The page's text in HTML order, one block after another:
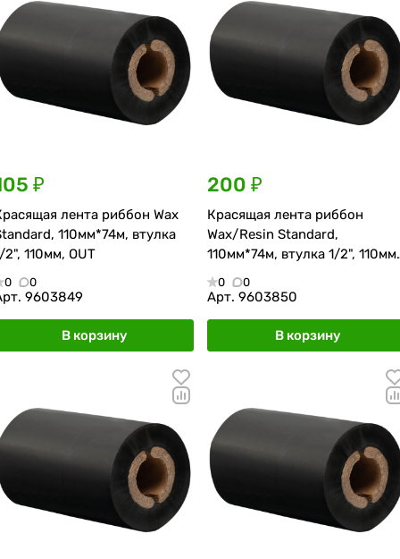
₽
лента риббон Wax
110мм*74м, втулка
2", 110мм, OUT
0 0
9603849
В корзину
200 ₽
Красящая лента риббон
Wax/Resin Standard,
110мм*74м, втулка 1/2", 110мм,
OUT
0 0
Арт. 9603850
В корзину